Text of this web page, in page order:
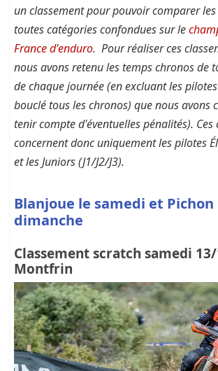
un classement pour pouvoir comparer
toutes catégories confondues sur le
France d'enduro. Pour réaliser ces
nous avons retenu les temps chronos de
de chaque journée (en excluant les
bouclé tous les chronos) que nous avons
tenir compte d'éventuelles pénalités). Ces
concernent donc uniquement les pilotes
et les Juniors (J1/J2/J3).
Blanjoue le samedi et Pichon
dimanche
Classement scratch samedi
Montfrin